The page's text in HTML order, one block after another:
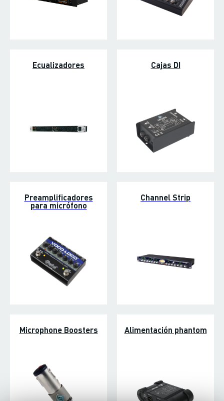
Ecualizadores Cajas DI
Preamplificadores
para micrófono
Channel Strip
Microphone Boosters Alimentación phantom